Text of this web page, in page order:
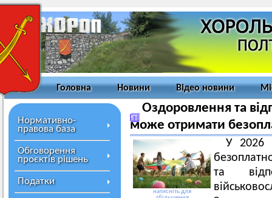
Головна Новини Відео новини
Нормативно-
правова база
Обговорення
проєктів рішень
Податки
Оздоровлення та
може отримати
натисніть для
У 2026
та